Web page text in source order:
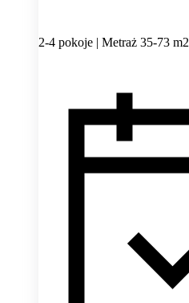
2-4 pokoje | Metraż 35-73 m2